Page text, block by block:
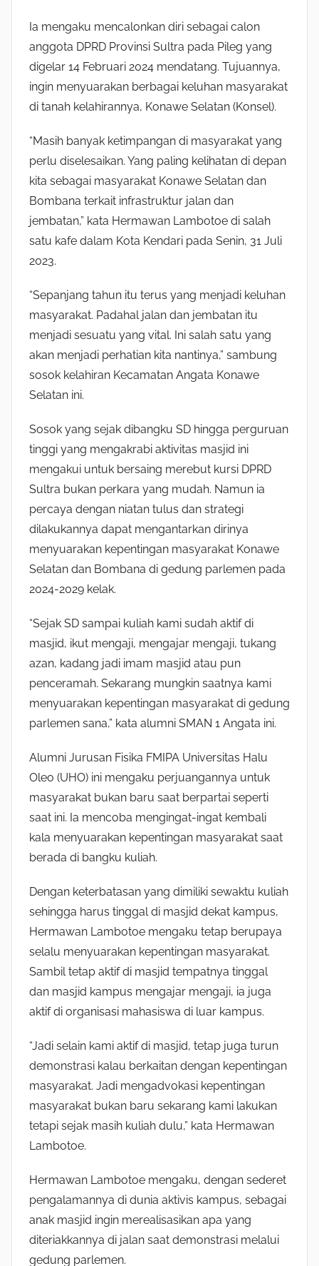
Ia mengaku mencalonkan diri sebagai calon
anggota DPRD Provinsi Sultra pada Pileg yang
digelar 14 Februari 2024 mendatang. Tujuannya,
ingin menyuarakan berbagai keluhan masyarakat
di tanah kelahirannya, Konawe Selatan (Konsel).
“Masih banyak ketimpangan di masyarakat yang
perlu diselesaikan. Yang paling kelihatan di depan
kita sebagai masyarakat Konawe Selatan dan
Bombana terkait infrastruktur jalan dan
jembatan,” kata Hermawan Lambotoe di salah
satu kafe dalam Kota Kendari pada Senin, 31 Juli
2023.
“Sepanjang tahun itu terus yang menjadi keluhan
masyarakat. Padahal jalan dan jembatan itu
menjadi sesuatu yang vital. Ini salah satu yang
akan menjadi perhatian kita nantinya,” sambung
sosok kelahiran Kecamatan Angata Konawe
Selatan ini.
Sosok yang sejak dibangku SD hingga perguruan
tinggi yang mengakrabi aktivitas masjid ini
mengakui untuk bersaing merebut kursi DPRD
Sultra bukan perkara yang mudah. Namun ia
percaya dengan niatan tulus dan strategi
dilakukannya dapat mengantarkan dirinya
menyuarakan kepentingan masyarakat Konawe
Selatan dan Bombana di gedung parlemen pada
2024-2029 kelak.
“Sejak SD sampai kuliah kami sudah aktif di
masjid, ikut mengaji, mengajar mengaji, tukang
azan, kadang jadi imam masjid atau pun
penceramah. Sekarang mungkin saatnya kami
menyuarakan kepentingan masyarakat di gedung
parlemen sana,” kata alumni SMAN 1 Angata ini.
Alumni Jurusan Fisika FMIPA Universitas Halu
Oleo (UHO) ini mengaku perjuangannya untuk
masyarakat bukan baru saat berpartai seperti
saat ini. Ia mencoba mengingat-ingat kembali
kala menyuarakan kepentingan masyarakat saat
berada di bangku kuliah.
Dengan keterbatasan yang dimiliki sewaktu kuliah
sehingga harus tinggal di masjid dekat kampus,
Hermawan Lambotoe mengaku tetap berupaya
selalu menyuarakan kepentingan masyarakat.
Sambil tetap aktif di masjid tempatnya tinggal
dan masjid kampus mengajar mengaji, ia juga
aktif di organisasi mahasiswa di luar kampus.
“Jadi selain kami aktif di masjid, tetap juga turun
demonstrasi kalau berkaitan dengan kepentingan
masyarakat. Jadi mengadvokasi kepentingan
masyarakat bukan baru sekarang kami lakukan
tetapi sejak masih kuliah dulu,” kata Hermawan
Lambotoe.
Hermawan Lambotoe mengaku, dengan sederet
pengalamannya di dunia aktivis kampus, sebagai
anak masjid ingin merealisasikan apa yang
diteriakkannya di jalan saat demonstrasi melalui
gedung parlemen.